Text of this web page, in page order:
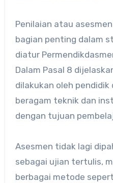
Penilaian atau
bagian penting dalam
diatur
Dalam Pasal 8
dilakukan oleh
beragam teknik dan
dengan tujuan
Asesmen tidak lagi
sebagai ujian tertulis,
berbagai metode